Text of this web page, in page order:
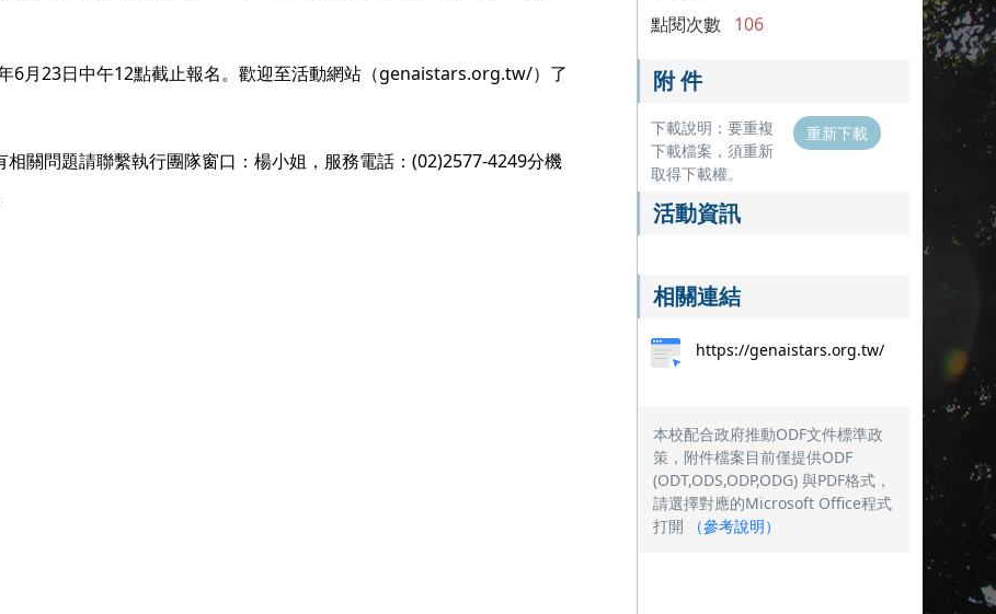
6月23日中午12點截止報名。歡迎至活動網站（genaistars.org.tw/）了
關問題請聯繫執行團隊窗口：楊小姐，服務電話：(02)2577-4249分機
點閱次數 106
附 件
下載說明：要重複
下載檔案，須重新
取得下載權。
重新下載
活動資訊
相關連結
https://genaistars.org.tw/
本校配合政府推動ODF文件標準政
策，附件檔案目前僅提供ODF
(ODT,ODS,ODP,ODG) 與PDF格式，
請選擇對應的Microsoft Office程式
打開
（參考說明）